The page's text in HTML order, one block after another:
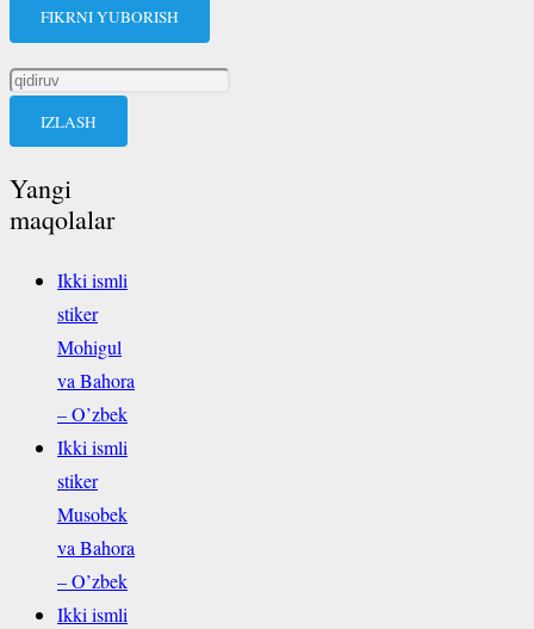
FIKRNI YUBORISH
Qidirshish:
Yangi
maqolalar
Ikki ismli
stiker
Mohigul
va Bahora
– O’zbek
Ikki ismli
stiker
Musobek
va Bahora
– O’zbek
Ikki ismli